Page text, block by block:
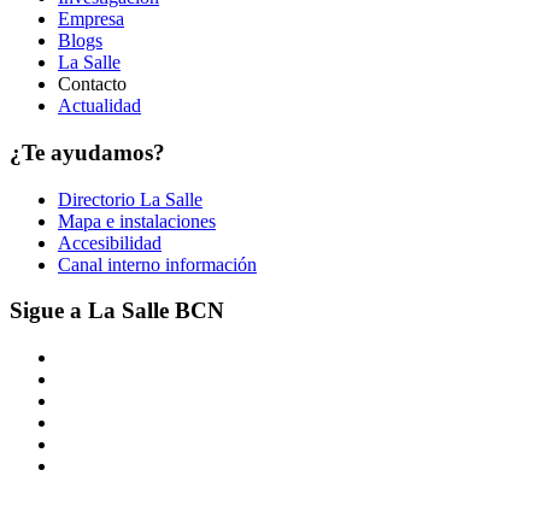
Empresa
Blogs
La Salle
Contacto
Actualidad
¿Te ayudamos?
Directorio La Salle
Mapa e instalaciones
Accesibilidad
Canal interno información
Sigue a La Salle BCN